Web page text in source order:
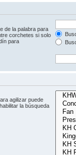
de la palabra para
corchetes si solo
para
agilizar puede
la búsqueda